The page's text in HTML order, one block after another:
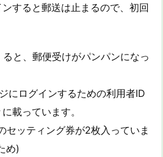
すると郵送は止まるので、初回
と、郵便受けがパンパンになっ
にログインするための利用者ID
載っています。
セッティング券が2枚入っていま
め)